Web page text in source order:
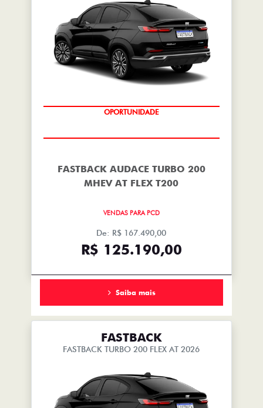
OPORTUNIDADE
FASTBACK AUDACE TURBO 200
MHEV AT FLEX T200
VENDAS PARA PCD
De: R$ 167.490,00
R$ 125.190,00
Saiba mais
FASTBACK
FASTBACK TURBO 200 FLEX AT 2026